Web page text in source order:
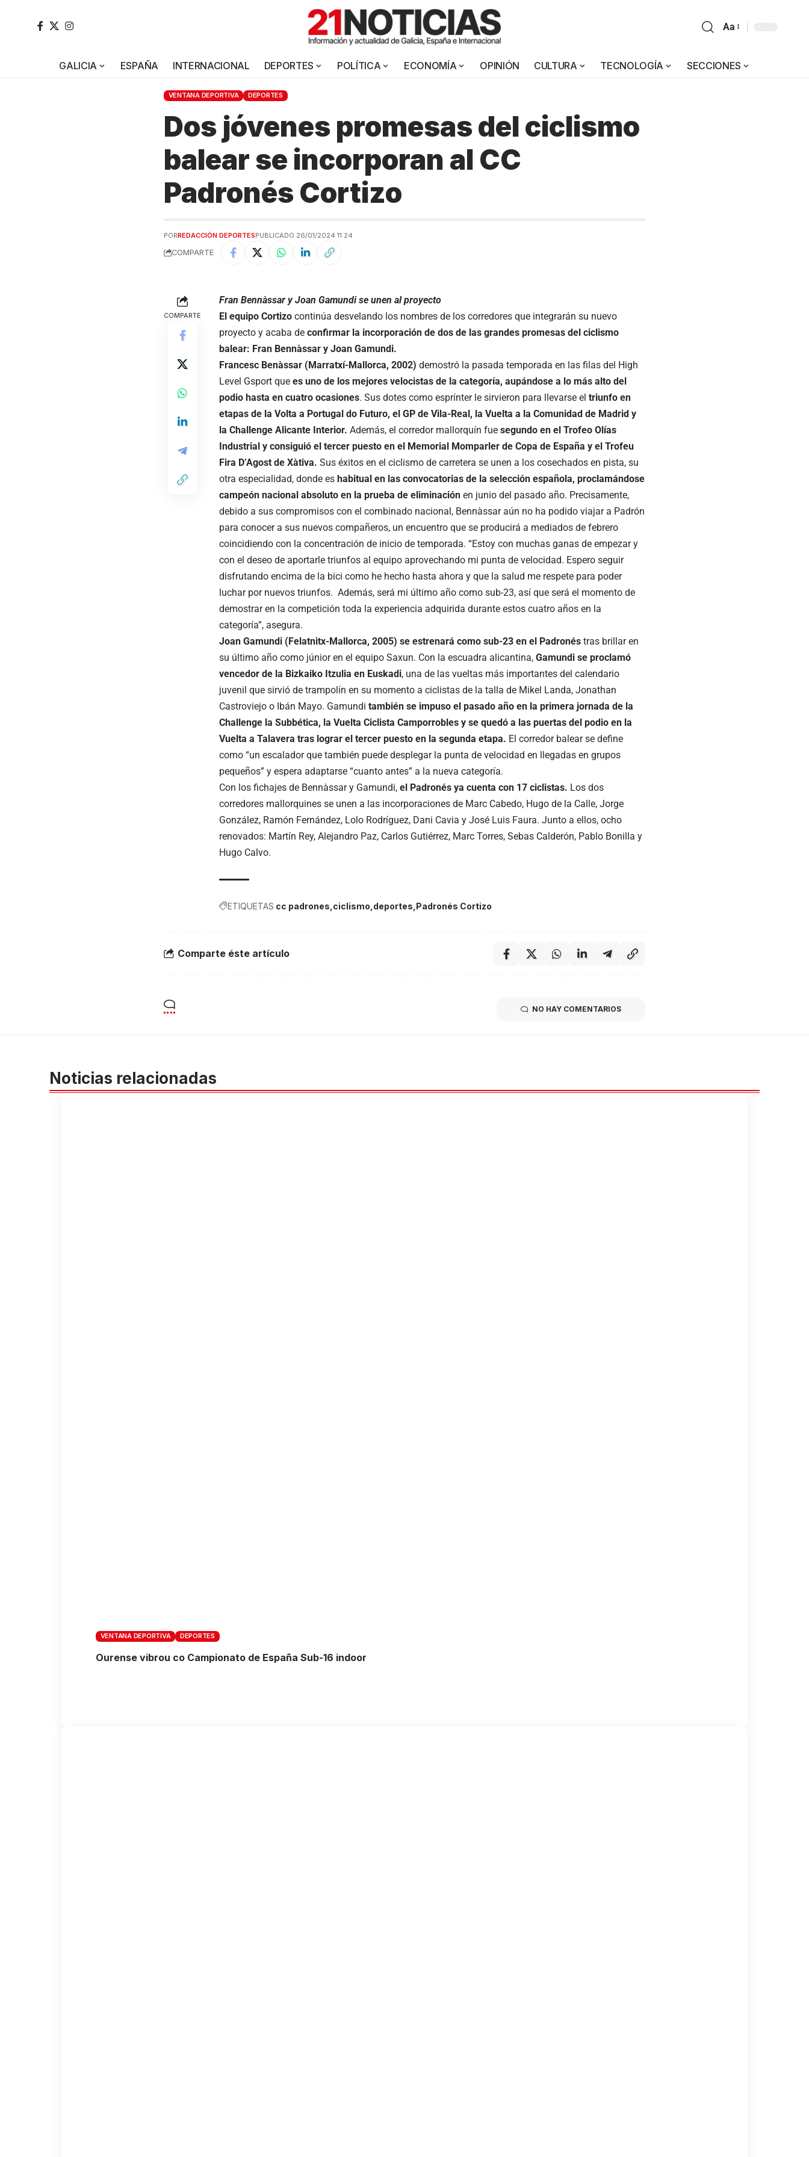
Aa
GALICIA ESPAÑA INTERNACIONAL DEPORTES POLÍTICA ECONOMÍA OPINIÓN CULTURA TECNOLOGÍA SECCIONES
VENTANA DEPORTIVA DEPORTES
Dos jóvenes promesas del ciclismo
balear se incorporan al CC
Padronés Cortizo
PORREDACCIÓN DEPORTESPUBLICADO 26/01/2024 11:24
COMPARTE
COMPARTE
Fran Bennàssar y Joan Gamundi se unen al proyecto
El equipo Cortizo continúa desvelando los nombres de los corredores que integrarán su nuevo
proyecto y acaba de confirmar la incorporación de dos de las grandes promesas del ciclismo
balear: Fran Bennàssar y Joan Gamundi.
Francesc Benàssar (Marratxí-Mallorca, 2002) demostró la pasada temporada en las filas del High
Level Gsport que es uno de los mejores velocistas de la categoría, aupándose a lo más alto del
podio hasta en cuatro ocasiones. Sus dotes como esprínter le sirvieron para llevarse el triunfo en
etapas de la Volta a Portugal do Futuro, el GP de Vila-Real, la Vuelta a la Comunidad de Madrid y
la Challenge Alicante Interior. Además, el corredor mallorquín fue segundo en el Trofeo Olías
Industrial y consiguió el tercer puesto en el Memorial Momparler de Copa de España y el Trofeu
Fira D’Agost de Xàtiva. Sus éxitos en el ciclismo de carretera se unen a los cosechados en pista, su
otra especialidad, donde es habitual en las convocatorias de la selección española, proclamándose
campeón nacional absoluto en la prueba de eliminación en junio del pasado año. Precisamente,
debido a sus compromisos con el combinado nacional, Bennàssar aún no ha podido viajar a Padrón
para conocer a sus nuevos compañeros, un encuentro que se producirá a mediados de febrero
coincidiendo con la concentración de inicio de temporada. “Estoy con muchas ganas de empezar y
con el deseo de aportarle triunfos al equipo aprovechando mi punta de velocidad. Espero seguir
disfrutando encima de la bici como he hecho hasta ahora y que la salud me respete para poder
luchar por nuevos triunfos. Además, será mi último año como sub-23, así que será el momento de
demostrar en la competición toda la experiencia adquirida durante estos cuatro años en la
categoría”, asegura.
Joan Gamundi (Felatnitx-Mallorca, 2005) se estrenará como sub-23 en el Padronés tras brillar en
su último año como júnior en el equipo Saxun. Con la escuadra alicantina, Gamundi se proclamó
vencedor de la Bizkaiko Itzulia en Euskadi, una de las vueltas más importantes del calendario
juvenil que sirvió de trampolín en su momento a ciclistas de la talla de Mikel Landa, Jonathan
Castroviejo o Ibán Mayo. Gamundi también se impuso el pasado año en la primera jornada de la
Challenge la Subbética, la Vuelta Ciclista Camporrobles y se quedó a las puertas del podio en la
Vuelta a Talavera tras lograr el tercer puesto en la segunda etapa. El corredor balear se define
como “un escalador que también puede desplegar la punta de velocidad en llegadas en grupos
pequeños” y espera adaptarse “cuanto antes” a la nueva categoría.
Con los fichajes de Bennàssar y Gamundi, el Padronés ya cuenta con 17 ciclistas. Los dos
corredores mallorquines se unen a las incorporaciones de Marc Cabedo, Hugo de la Calle, Jorge
González, Ramón Fernández, Lolo Rodríguez, Dani Cavia y José Luis Faura. Junto a ellos, ocho
renovados: Martín Rey, Alejandro Paz, Carlos Gutiérrez, Marc Torres, Sebas Calderón, Pablo Bonilla y
Hugo Calvo.
ETIQUETAS cc padrones ciclismo deportes Padronés Cortizo
Comparte éste artículo
NO HAY COMENTARIOS
Noticias relacionadas
VENTANA DEPORTIVA DEPORTES
Ourense vibrou co Campionato de España Sub-16 indoor